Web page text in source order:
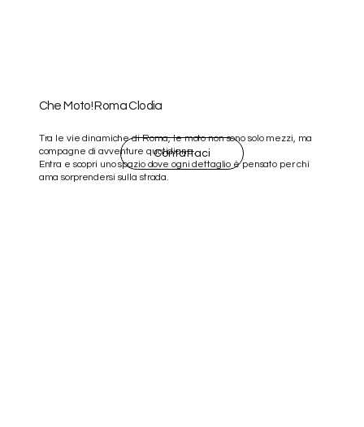
Tra le vie dinamiche di Roma, le moto non sono solo mezzi, ma
compagne di avventure quotidiane.
Entra e scopri uno spazio dove ogni dettaglio è pensato per chi
ama sorprendersi sulla strada.
Che Moto! Roma Clodia
Contattaci